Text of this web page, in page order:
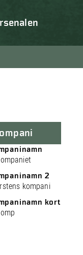
2
kompani
kort